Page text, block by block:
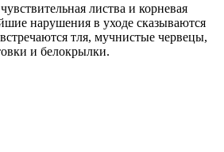
листва и корневая
нарушения в уходе сказываются
тля, мучнистые червецы,
и белокрылки.